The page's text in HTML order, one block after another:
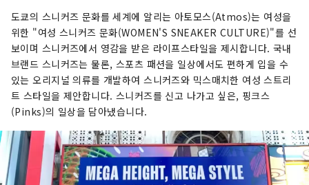
도쿄의 스니커즈 문화를 세계에 알리는 아토모스(Atmos)는 여성을
위한 "여성 스니커즈 문화(WOMEN'S SNEAKER CULTURE)"를 선
보이며 스니커즈에서 영감을 받은 라이프스타일을 제시합니다. 국내
브랜드 스니커즈는 물론, 스포츠 패션을 일상에서도 편하게 입을 수
있는 오리지널 의류를 개발하여 스니커즈와 믹스매치한 여성 스트리
트 스타일을 제안합니다. 스니커즈를 신고 나가고 싶은, 핑크스
(Pinks)의 일상을 담아냈습니다.